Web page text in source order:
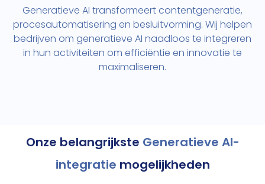
Generatieve AI transformeert contentgeneratie,
procesautomatisering en besluitvorming. Wij helpen
bedrijven om generatieve AI naadloos te integreren
in hun activiteiten om efficiëntie en innovatie te
maximaliseren.
Onze belangrijkste Generatieve AI-
integratie mogelijkheden